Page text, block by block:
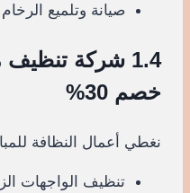
صيانة وتلميع
1.4 شركة
خصم 30%
نغطي أعمال النظافة
تنظيف الواجهات